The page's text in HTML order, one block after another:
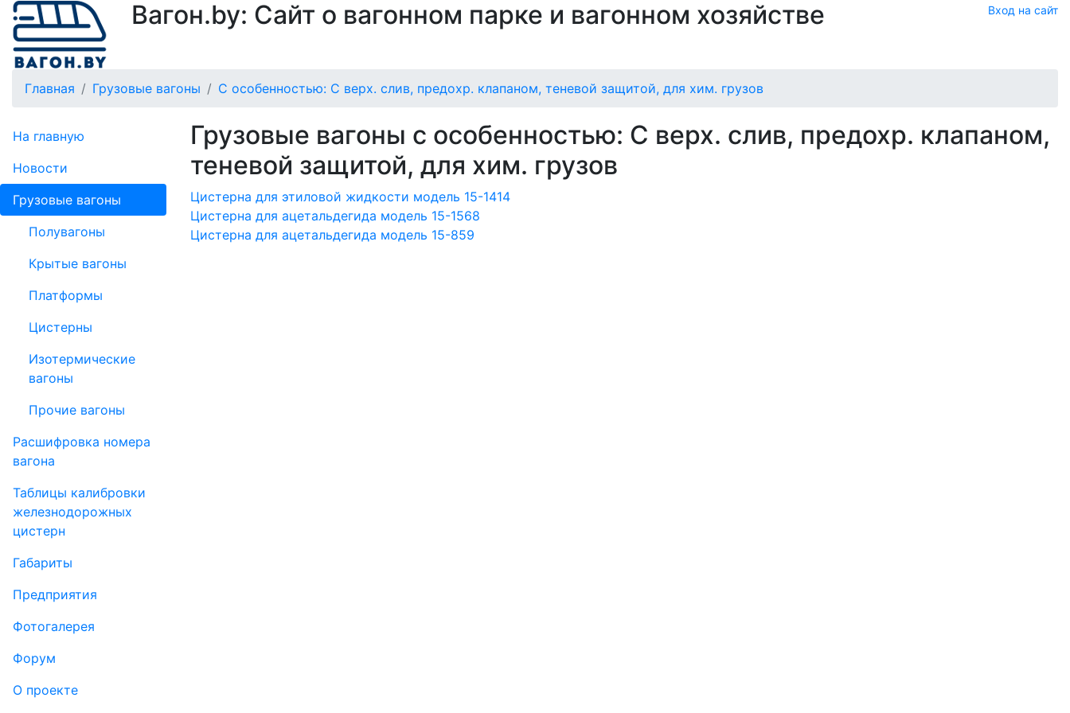
Вагон.by: Сайт о вагонном парке и вагонном хозяйстве Вход на сайт
Главная Грузовые вагоны С особенностью: С верх. слив, предохр. клапаном, теневой защитой, для хим. грузов
На главную
Новости
Грузовые вагоны
Полувагоны
Крытые вагоны
Платформы
Цистерны
Изотермические
вагоны
Прочие вагоны
Рас­шифров­ка номера
вагона
Таблицы калибровки
же­лезно­дорожных
цистерн
Габариты
Пред­прия­тия
Фо­то­га­ле­рея
Форум
О проекте
Грузовые вагоны с особенностью: С верх. слив, предохр. клапаном,
теневой защитой, для хим. грузов
Цистерна для этиловой жидкости модель 15-1414
Цистерна для ацетальдегида модель 15-1568
Цистерна для ацетальдегида модель 15-859